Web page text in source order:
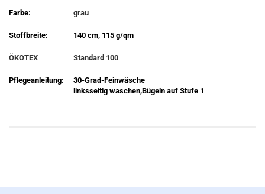
Farbe: grau
Stoffbreite: 140 cm, 115 g/qm
ÖKOTEX Standard 100
Pflegeanleitung:
30-Grad-Feinwäsche
linksseitig waschen,Bügeln auf Stufe 1